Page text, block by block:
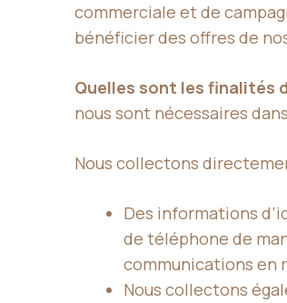
commerciale et de
bénéficier des offres de
Quelles sont les finalités
nous sont nécessaires
Nous collectons
Des informations
de téléphone de
communications en
Nous collectons